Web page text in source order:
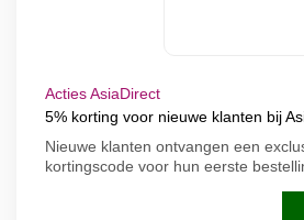
Acties AsiaDirect
5% korting voor nieuwe klanten bij
Nieuwe klanten ontvangen een
kortingscode voor hun eerste